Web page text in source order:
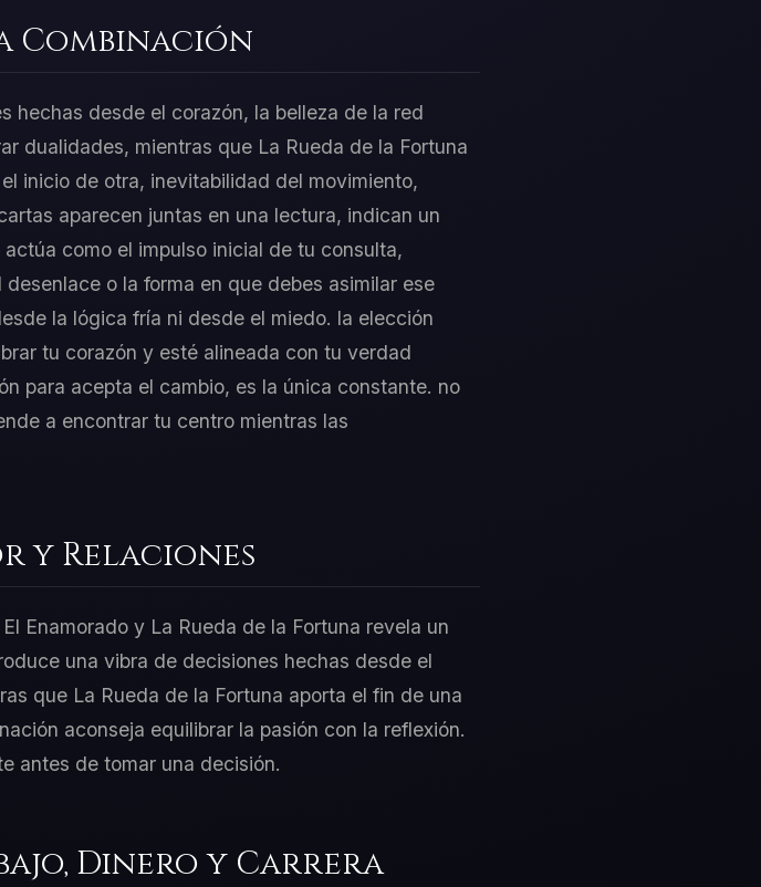
Combinación
hechas desde el corazón, la belleza de la red
dualidades, mientras que La Rueda de la Fortuna
inicio de otra, inevitabilidad del movimiento,
aparecen juntas en una lectura, indican un
como el impulso inicial de tu consulta,
o la forma en que debes asimilar ese
la lógica fría ni desde el miedo. la elección
tu corazón y esté alineada con tu verdad
para acepta el cambio, es la única constante. no
a encontrar tu centro mientras las
y Relaciones
Enamorado y La Rueda de la Fortuna revela un
una vibra de decisiones hechas desde el
que La Rueda de la Fortuna aporta el fin de una
aconseja equilibrar la pasión con la reflexión.
antes de tomar una decisión.
Dinero y Carrera